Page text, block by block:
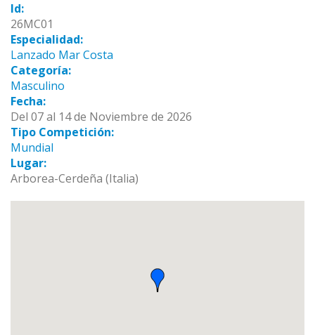
Id:
26MC01
Especialidad:
Lanzado Mar Costa
Categoría:
Masculino
Fecha:
Del 07 al 14 de Noviembre de 2026
Tipo Competición:
Mundial
Lugar:
Arborea-Cerdeña (Italia)